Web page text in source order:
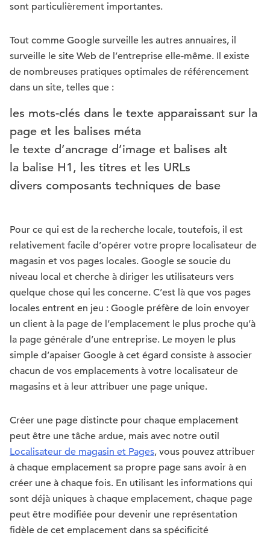
sont particulièrement importantes.
Tout comme Google surveille les autres annuaires, il
surveille le site Web de l’entreprise elle-même. Il existe
de nombreuses pratiques optimales de référencement
dans un site, telles que :
les mots-clés dans le texte apparaissant sur la
page et les balises méta
le texte d’ancrage d’image et balises alt
la balise H1, les titres et les URLs
divers composants techniques de base
Pour ce qui est de la recherche locale, toutefois, il est
relativement facile d’opérer votre propre localisateur de
magasin et vos pages locales. Google se soucie du
niveau local et cherche à diriger les utilisateurs vers
quelque chose qui les concerne. C’est là que vos pages
locales entrent en jeu : Google préfère de loin envoyer
un client à la page de l’emplacement le plus proche qu’à
la page générale d’une entreprise. Le moyen le plus
simple d’apaiser Google à cet égard consiste à associer
chacun de vos emplacements à votre localisateur de
magasins et à leur attribuer une page unique.
Créer une page distincte pour chaque emplacement
peut être une tâche ardue, mais avec notre outil
Localisateur de magasin et Pages, vous pouvez attribuer
à chaque emplacement sa propre page sans avoir à en
créer une à chaque fois. En utilisant les informations qui
sont déjà uniques à chaque emplacement, chaque page
peut être modifiée pour devenir une représentation
fidèle de cet emplacement dans sa spécificité